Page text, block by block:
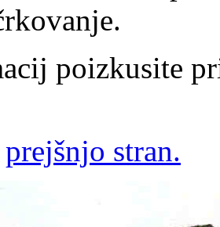
poizkusite
prejšnjo stran.